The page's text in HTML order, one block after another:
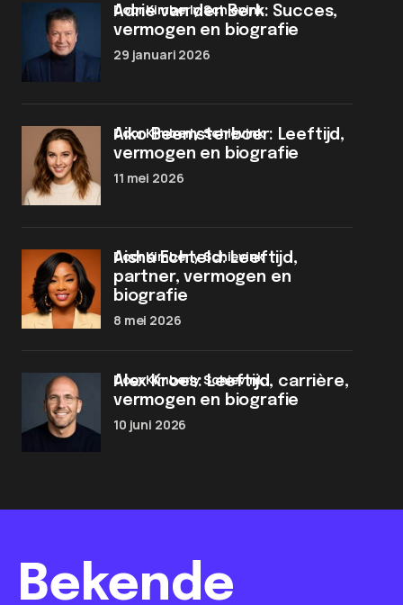
Adrie van den Berk: Succes,
vermogen en biografie
door Kimberly Schievink
29 januari 2026
Aiko Beemsterboer: Leeftijd,
vermogen en biografie
door Kimberly Schievink
11 mei 2026
Aisha Echteld: Leeftijd,
partner, vermogen en
biografie
door Kimberly Schievink
8 mei 2026
Alex Kroes: Leeftijd, carrière,
vermogen en biografie
door Kimberly Schievink
10 juni 2026
Bekende